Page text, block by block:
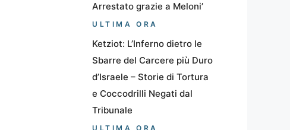
Arrestato grazie a Meloni’
ULTIMA ORA
Ketziot: L’Inferno dietro le
Sbarre del Carcere più Duro
d’Israele – Storie di Tortura
e Coccodrilli Negati dal
Tribunale
ULTIMA ORA